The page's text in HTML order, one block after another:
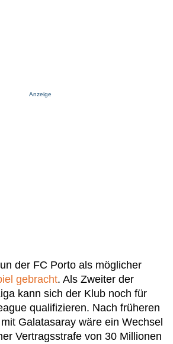
Anzeige
der FC Porto als möglicher
gebracht. Als Zweiter der
kann sich der Klub noch für
qualifizieren. Nach früheren
Galatasaray wäre ein Wechsel
Vertragsstrafe von 30 Millionen